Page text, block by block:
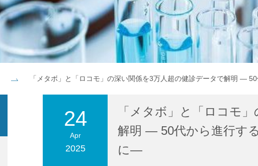
お問い合わせ
「メタボ」と「ロコモ」の深い関係を3万人超の健診データで解明 ―
24
Apr
2025
「メタボ」と「ロコモ
解明 ― 50代から進行す
に―